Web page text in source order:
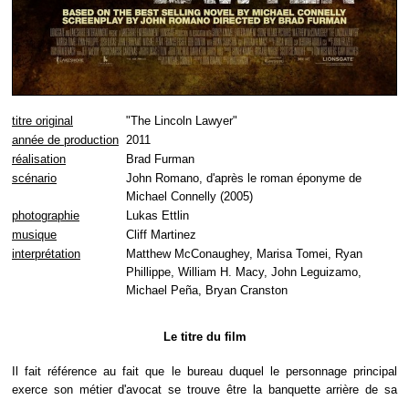
titre original
"The Lincoln Lawyer"
année de production 2011
réalisation
Brad Furman
scénario
John Romano, d'après le roman éponyme de
Michael Connelly (2005)
photographie
Lukas Ettlin
musique
Cliff Martinez
interprétation
Matthew McConaughey, Marisa Tomei, Ryan
Phillippe, William H. Macy, John Leguizamo,
Michael Peña, Bryan Cranston
Le titre du film
Il fait référence au fait que le bureau duquel le personnage principal
exerce son métier d'avocat se trouve être la banquette arrière de sa